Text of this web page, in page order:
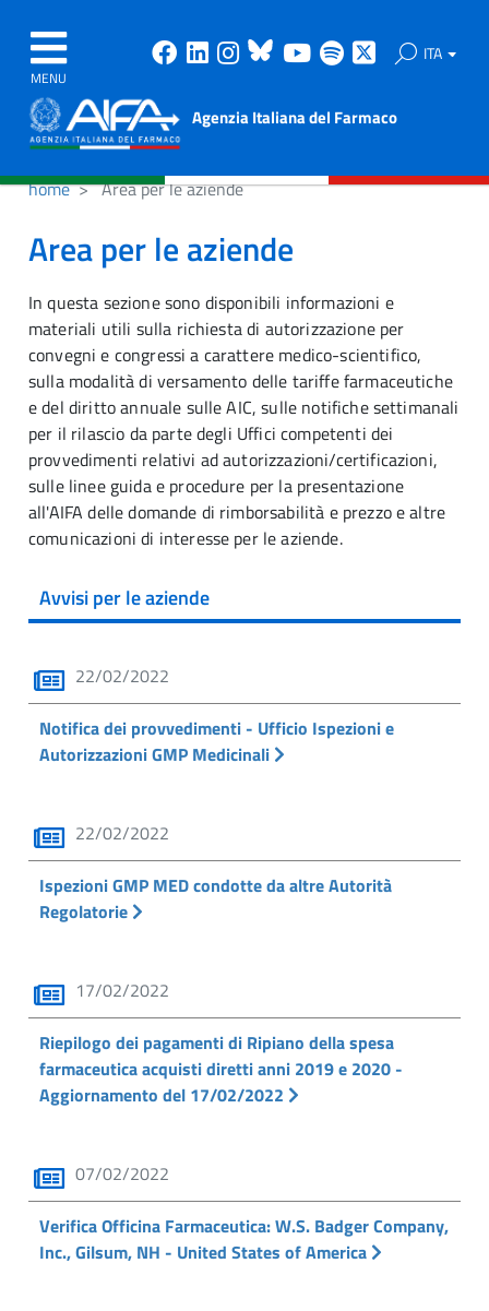
MENU
Facebook
Linkedin
Instagram
Bluesky
Youtube
Spotify ITA
Agenzia Italiana del Farmaco
home Area per le aziende
Area per le aziende
In questa sezione sono disponibili informazioni e
materiali utili sulla richiesta di autorizzazione per
convegni e congressi a carattere medico-scientifico,
sulla modalità di versamento delle tariffe farmaceutiche
e del diritto annuale sulle AIC, sulle notifiche settimanali
per il rilascio da parte degli Uffici competenti dei
provvedimenti relativi ad autorizzazioni/certificazioni,
sulle linee guida e procedure per la presentazione
all'AIFA delle domande di rimborsabilità e prezzo e altre
comunicazioni di interesse per le aziende.
Avvisi per le aziende
22/02/2022
Notifica dei provvedimenti - Ufficio Ispezioni e
Autorizzazioni GMP Medicinali
22/02/2022
Ispezioni GMP MED condotte da altre Autorità
Regolatorie
17/02/2022
Riepilogo dei pagamenti di Ripiano della spesa
farmaceutica acquisti diretti anni 2019 e 2020 -
Aggiornamento del 17/02/2022
07/02/2022
Verifica Officina Farmaceutica: W.S. Badger Company,
Inc., Gilsum, NH - United States of America